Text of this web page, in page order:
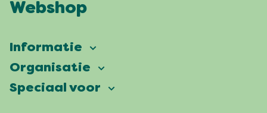
Webshop
Informatie
Vierdaagsefeesten
Veelgestelde vragen
Organisatie
Onze ambitie
Speciaal voor